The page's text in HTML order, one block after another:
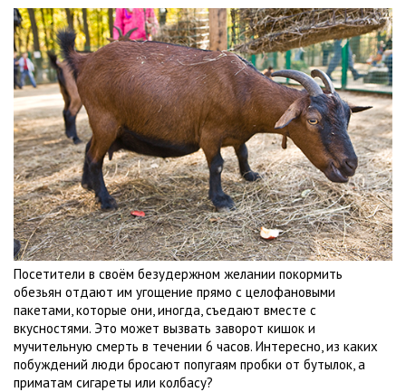
Посетители в своём безудержном желании покормить
обезьян отдают им угощение прямо с целофановыми
пакетами, которые они, иногда, съедают вместе с
вкусностями. Это может вызвать заворот кишок и
мучительную смерть в течении 6 часов. Интересно, из каких
побуждений люди бросают попугаям пробки от бутылок, а
приматам сигареты или колбасу?